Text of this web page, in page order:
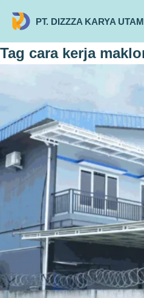
PT. DIZZZA KARYA
Tag cara kerja